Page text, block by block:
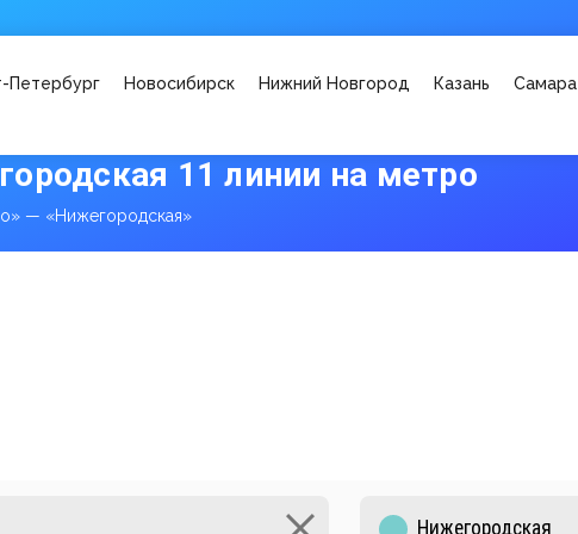
Петербург Новосибирск Нижний Новгород Казань Самара
11 линии на метро
— «Нижегородская»